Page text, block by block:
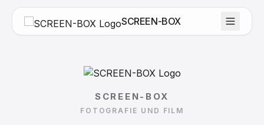
SCREEN-BOX
SCREEN-BOX
FOTOGRAFIE UND FILM